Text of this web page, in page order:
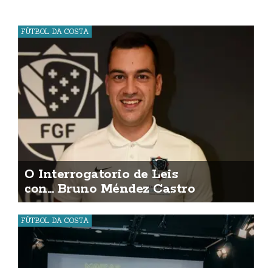
FÚTBOL DA COSTA
O Interrogatorio de Leis
con... Bruno Méndez Castro
FÚTBOL DA COSTA